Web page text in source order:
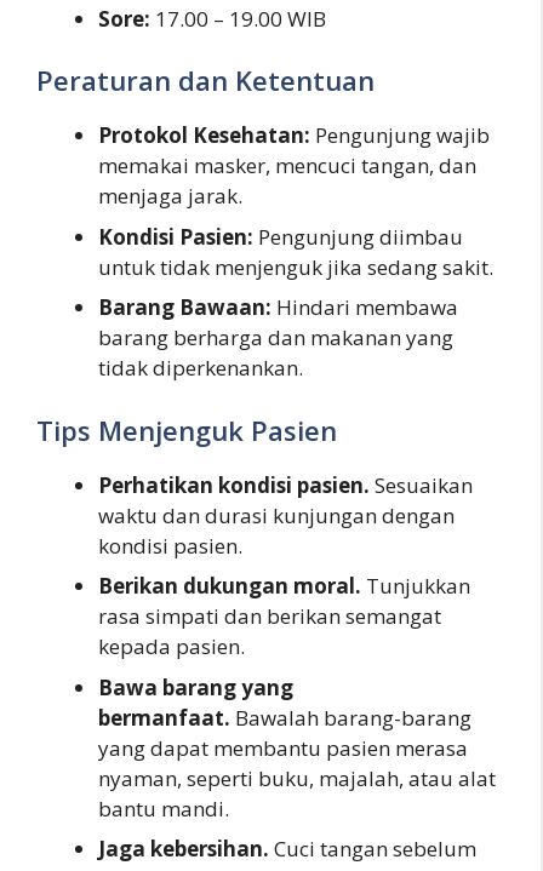
Sore: 17.00 – 19.00 WIB
Peraturan dan Ketentuan
Protokol Kesehatan: Pengunjung wajib
memakai masker, mencuci tangan, dan
menjaga jarak.
Kondisi Pasien: Pengunjung diimbau
untuk tidak menjenguk jika sedang sakit.
Barang Bawaan: Hindari membawa
barang berharga dan makanan yang
tidak diperkenankan.
Tips Menjenguk Pasien
Perhatikan kondisi pasien. Sesuaikan
waktu dan durasi kunjungan dengan
kondisi pasien.
Berikan dukungan moral. Tunjukkan
rasa simpati dan berikan semangat
kepada pasien.
Bawa barang yang
bermanfaat. Bawalah barang-barang
yang dapat membantu pasien merasa
nyaman, seperti buku, majalah, atau alat
bantu mandi.
Jaga kebersihan. Cuci tangan sebelum